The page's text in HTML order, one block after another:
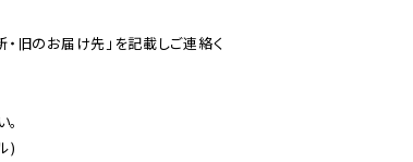
・旧のお届け先」を記載しご連絡く
)